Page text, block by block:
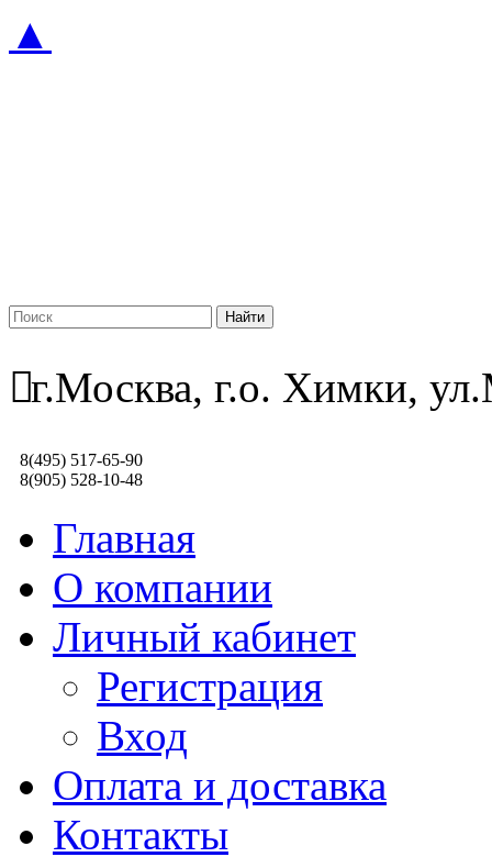
▲
г.Москва, г.о. Химки,
8(495) 517-65-90
8(905) 528-10-48
Главная
О компании
Личный кабинет
Регистрация
Вход
Оплата и доставка
Контакты